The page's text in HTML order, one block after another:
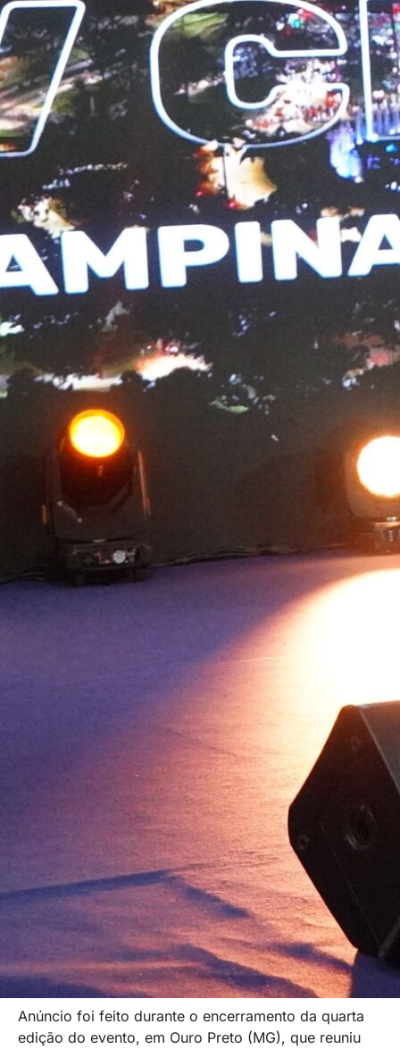
Anúncio foi feito durante o encerramento da quarta
edição do evento, em Ouro Preto (MG), que reuniu